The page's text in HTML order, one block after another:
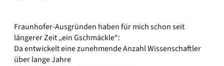
Fraunhofer-Ausgründen haben für mich schon seit
längerer Zeit „ein Gschmäckle“:
Da entwickelt eine zunehmende Anzahl Wissenschaftler
über lange Jahre